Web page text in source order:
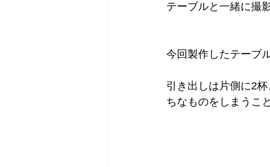
テーブルと一緒に撮
今回製作したテーブ
引き出しは片側に2
ちなものをしまうこ